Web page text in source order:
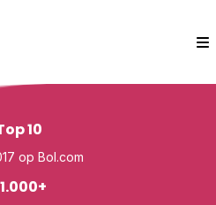
10
op Bol.com